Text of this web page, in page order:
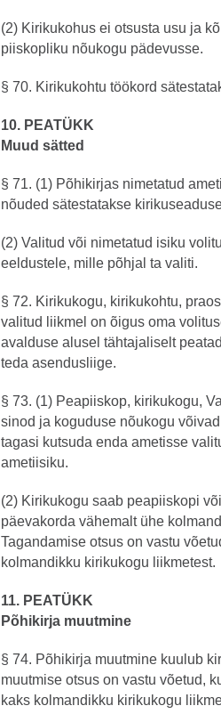
(2) Kirikukohus ei otsusta usu ja
piiskopliku nõukogu pädevusse.
§ 70. Kirikukohtu töökord
10. PEATÜKK
Muud sätted
§ 71. (1) Põhikirjas nimetatud
nõuded sätestatakse
(2) Valitud või nimetatud isiku
eeldustele, mille põhjal ta valiti.
§ 72. Kirikukogu, kirikukohtu,
valitud liikmel on õigus oma
avalduse alusel tähtajaliselt
teda asendusliige.
§ 73. (1) Peapiiskop, kirikukogu,
sinod ja koguduse nõukogu
tagasi kutsuda enda ametisse
ametiisiku.
(2) Kirikukogu saab peapiiskopi
päevakorda vähemalt ühe
Tagandamise otsus on vastu
kolmandikku kirikukogu liikmetest.
11. PEATÜKK
Põhikirja muutmine
§ 74. Põhikirja muutmine kuulub
muutmise otsus on vastu võetud,
kaks kolmandikku kirikukogu